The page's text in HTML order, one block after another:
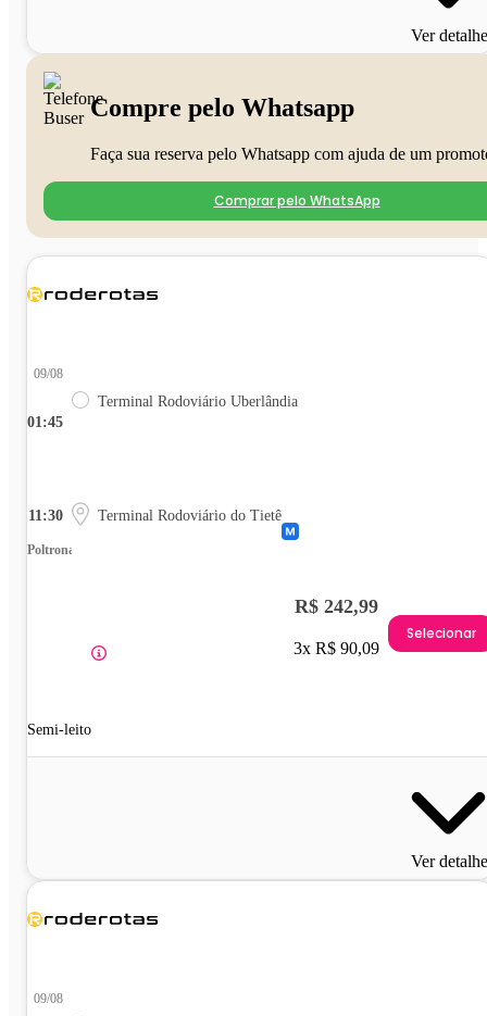
Ver
Compre pelo Whatsapp
Faça sua reserva pelo Whatsapp com ajuda de um
Comprar pelo WhatsApp
01:45
09/08
Terminal Rodoviário Uberlândia
11:30 Terminal Rodoviário do Tietê
Poltrona
Semi-leito
R$ 242,99
3x R$ 90,09
Selecionar
Ver
09/08